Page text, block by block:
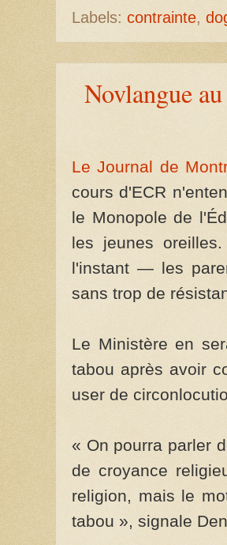
Labels: contrainte,
Novlangue
Le Journal de
cours d'ECR
le Monopole de
les jeunes
l'instant — les
sans trop de
Le Ministère en
tabou après avoir
user de
« On pourra parler
de croyance
religion, mais le
tabou », signale